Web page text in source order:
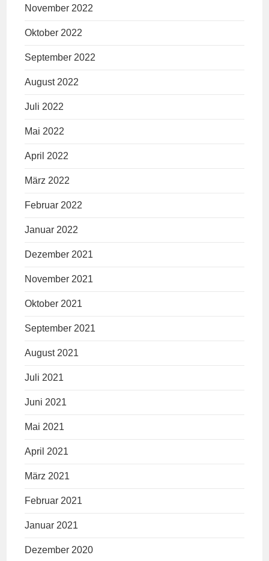
November 2022
Oktober 2022
September 2022
August 2022
Juli 2022
Mai 2022
April 2022
März 2022
Februar 2022
Januar 2022
Dezember 2021
November 2021
Oktober 2021
September 2021
August 2021
Juli 2021
Juni 2021
Mai 2021
April 2021
März 2021
Februar 2021
Januar 2021
Dezember 2020